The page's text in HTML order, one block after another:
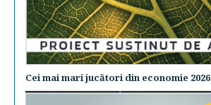
Cei mai mari jucători din economie 2026